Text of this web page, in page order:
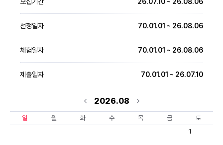
선정일자 70.01.01 ~ 26.08.06
체험일자 70.01.01 ~ 26.08.06
제출일자 70.01.01 ~ 26.07.10
2026.08
일 월 화 수 목 금
토
1